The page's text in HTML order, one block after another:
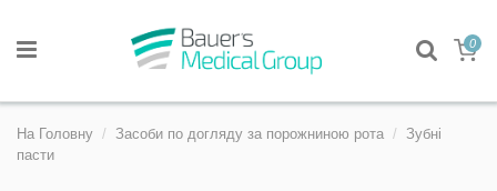
0
На Головну Засоби по догляду за порожниною рота
Зубні
пасти